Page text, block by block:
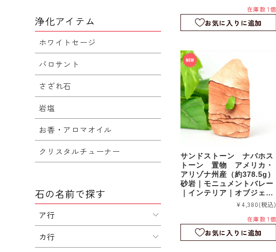
在庫数 1個
お気に入りに追加
サンドストーン ナバホス
トーン 置物 アメリカ・
アリゾナ州産（約378.5g）
砂岩｜モニュメントバレー
｜インテリア｜オブジェ｜
¥4,380(税込)
在庫数 1個
お気に入りに追加
浄化アイテム
ホワイトセージ
パロサント
さざれ石
岩塩
お香・アロマオイル
クリスタルチューナー
石の名前で探す
ア行
カ行